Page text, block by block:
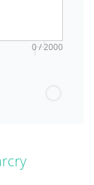
0 / 2000